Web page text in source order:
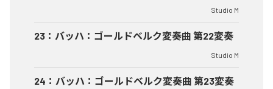
Studio M
23 ： バッハ：ゴールドベルク変奏曲 第22変奏
Studio M
24 ： バッハ：ゴールドベルク変奏曲 第23変奏